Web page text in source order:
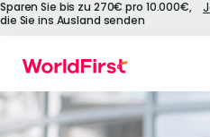
Sparen Sie bis zu 270€ pro 10.000€,
die Sie ins Ausland senden